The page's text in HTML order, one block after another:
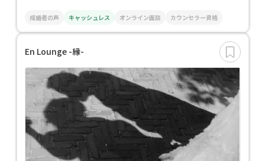
成婚者の声 キャッシュレス オンライン面談 カウンセラー資格
En Lounge -縁-